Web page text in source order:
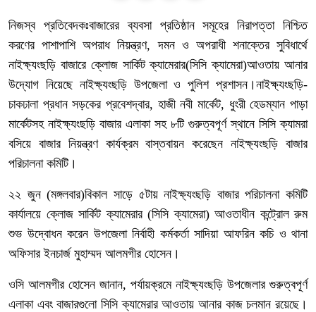
নিজস্ব প্রতিবেদকঃবাজারের ব্যবসা প্রতিষ্ঠান সমূহের নিরাপত্তা নিশ্চিত
করণের পাশাপাশি অপরাধ নিয়ন্ত্রণ, দমন ও অপরাধী শনাক্তের সুবিধার্থে
নাইক্ষ্যংছড়ি বাজারে ক্লোজ সার্কিট ক্যামেরার(সিসি ক্যামেরা)আওতায় আনার
উদ্যোগ নিয়েছে নাইক্ষ্যংছড়ি উপজেলা ও পুলিশ প্রশাসন।নাইক্ষ্যংছড়ি-
চাকঢালা প্রধান সড়কের প্রবেশদ্বার, হাজী নবী মার্কেট, ধুংরী হেডম্যান পাড়া
মার্কেটসহ নাইক্ষ্যংছড়ি বাজার এলাকা সহ ৮টি গুরুত্বপূর্ণ স্থানে সিসি ক্যামরা
বসিয়ে বাজার নিয়ন্ত্রণ কার্যক্রম বাস্তবায়ন করেছেন নাইক্ষ্যংছড়ি বাজার
পরিচালনা কমিটি।
২২ জুন (মঙ্গলবার)বিকাল সাড়ে ৫টায় নাইক্ষ্যংছড়ি বাজার পরিচালনা কমিটি
কার্যালয়ে ক্লোজ সার্কিট ক্যামেরার (সিসি ক্যামেরা) আওতাধীন কন্ট্রোল রুম
শুভ উদ্বোধন করেন উপজেলা নির্বাহী কর্মকর্তা সাদিয়া আফরিন কচি ও থানা
অফিসার ইনচার্জ মুহাম্মদ আলমগীর হোসেন।
ওসি আলমগীর হোসেন জানান, পর্যায়ক্রমে নাইক্ষ্যংছড়ি উপজেলার গুরুত্বপূর্ণ
এলাকা এবং বাজারগুলো সিসি ক্যামেরার আওতায় আনার কাজ চলমান রয়েছে।